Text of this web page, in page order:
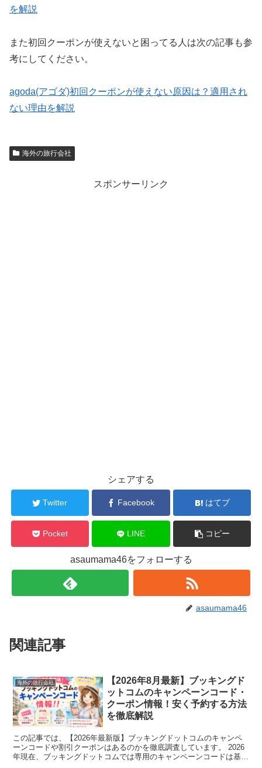
を解説
また初回クーポンが使えないと困ってる人は次の記事も参
考にしてください。
agoda(アゴダ)初回クーポンが使えない原因は？適用され
ない理由を解説
海外の旅行会社
スポンサーリンク
シェアする
Twitter Facebook はてブ
Pocket LINE コピー
asaumama46をフォローする
asaumama46
関連記事
海外の旅行会社
【2026年8月最新】ブッキングド
ットコムのキャンペーンコード・
クーポン情報！安く予約する方法
を徹底解説
この記事では、【2026年最新版】ブッキングドットコムのキャンペ
ーンコードや割引クーポンはあるのかを徹底調査しています。 2026
年現在、ブッキングドットコムでは専用のキャンペーンコードは基本